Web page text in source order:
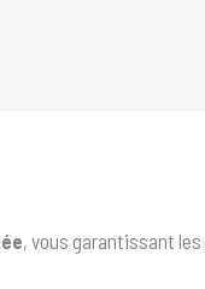
, vous garantissant les